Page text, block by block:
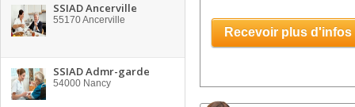
SSIAD Ancerville
55170Ancerville
SSIAD Admr-garde
54000 Nancy
Recevoir plus d'infos